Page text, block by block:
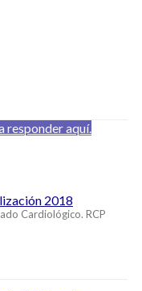
responder aquí.
2018
Cardiológico. RCP